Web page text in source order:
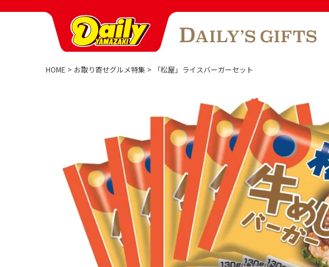
HOME お取り寄せグルメ特集 「松屋」ライスバーガーセット